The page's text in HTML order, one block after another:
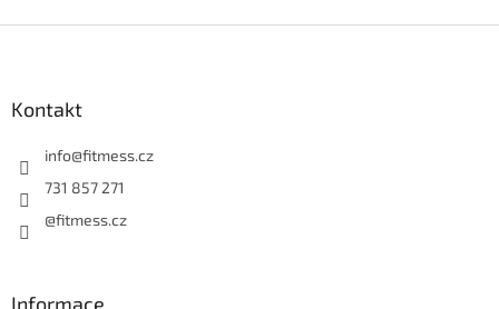
Kontakt
info@fitmess.cz
731 857 271
@fitmess.cz
Informace